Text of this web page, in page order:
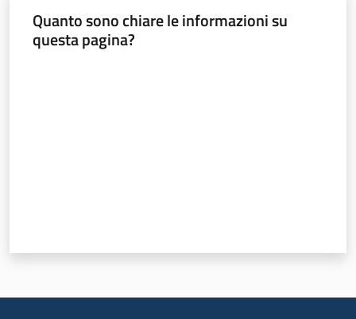
Quanto sono chiare le informazioni su
questa pagina?